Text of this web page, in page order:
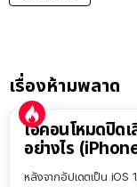
เรื่องห้ามพลาด
ไอคอนโหมดปิด
อย่างไร
หลังจากอัปเดตเป็น iOS